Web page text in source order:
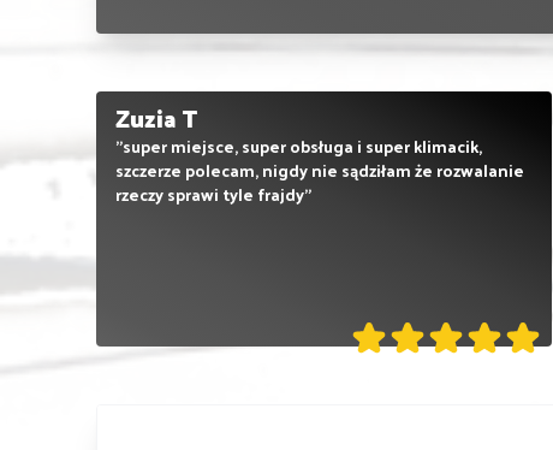
Zuzia T
"super miejsce, super obsługa i super klimacik,
szczerze polecam, nigdy nie sądziłam że rozwalanie
rzeczy sprawi tyle frajdy"